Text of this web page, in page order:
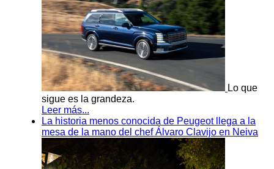
Lo que
sigue es la grandeza.
Leer más...
La historia menos conocida de Peugeot llega a la
mesa de la mano del chef Álvaro Clavijo en Neiva